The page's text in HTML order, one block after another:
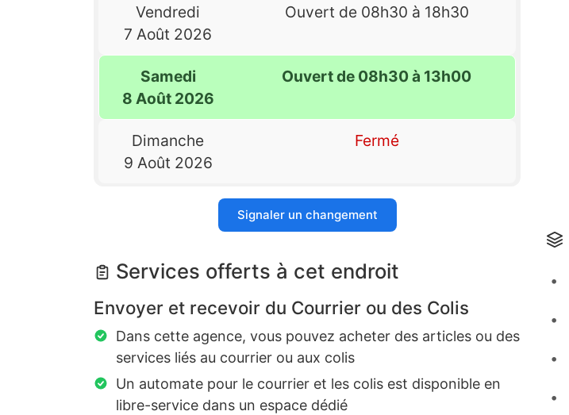
Vendredi
7 Août 2026
Ouvert de 08h30 à 18h30
Samedi
8 Août 2026
Ouvert de 08h30 à 13h00
Dimanche
9 Août 2026
Fermé
Signaler un changement
Services offerts à cet endroit
Envoyer et recevoir du Courrier ou des Colis
Dans cette agence, vous pouvez acheter des articles ou des
services liés au courrier ou aux colis
Un automate pour le courrier et les colis est disponible en
libre-service dans un espace dédié